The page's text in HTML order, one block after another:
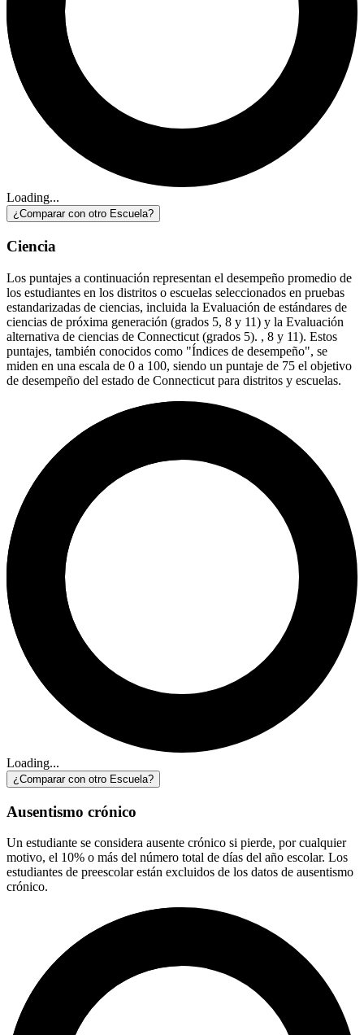
Loading...
¿Comparar con otro Escuela?
Ciencia
Los puntajes a continuación representan el desempeño promedio de
los estudiantes en los distritos o escuelas seleccionados en pruebas
estandarizadas de ciencias, incluida la Evaluación de estándares de
ciencias de próxima generación (grados 5, 8 y 11) y la Evaluación
alternativa de ciencias de Connecticut (grados 5). , 8 y 11). Estos
puntajes, también conocidos como "Índices de desempeño", se
miden en una escala de 0 a 100, siendo un puntaje de 75 el objetivo
de desempeño del estado de Connecticut para distritos y escuelas.
Loading...
¿Comparar con otro Escuela?
Ausentismo crónico
Un estudiante se considera ausente crónico si pierde, por cualquier
motivo, el 10% o más del número total de días del año escolar. Los
estudiantes de preescolar están excluidos de los datos de ausentismo
crónico.